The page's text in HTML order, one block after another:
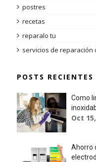
postres
recetas
reparalo tu
servicios de reparación
POSTS RECIENTES
Como
Oct
Ahorro